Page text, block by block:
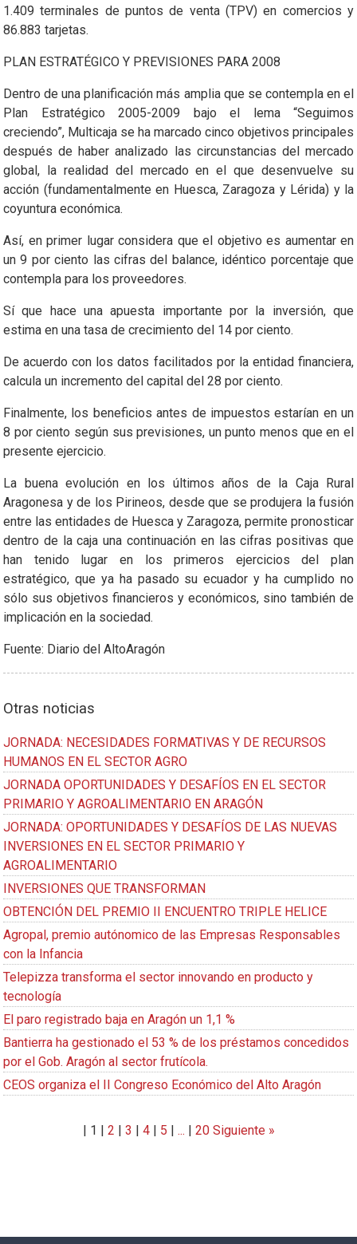
1.409 terminales de puntos de venta (TPV) en comercios y
86.883 tarjetas.
PLAN ESTRATÉGICO Y PREVISIONES PARA 2008
Dentro de una planificación más amplia que se contempla en el
Plan Estratégico 2005-2009 bajo el lema “Seguimos
creciendo”, Multicaja se ha marcado cinco objetivos principales
después de haber analizado las circunstancias del mercado
global, la realidad del mercado en el que desenvuelve su
acción (fundamentalmente en Huesca, Zaragoza y Lérida) y la
coyuntura económica.
Así, en primer lugar considera que el objetivo es aumentar en
un 9 por ciento las cifras del balance, idéntico porcentaje que
contempla para los proveedores.
Sí que hace una apuesta importante por la inversión, que
estima en una tasa de crecimiento del 14 por ciento.
De acuerdo con los datos facilitados por la entidad financiera,
calcula un incremento del capital del 28 por ciento.
Finalmente, los beneficios antes de impuestos estarían en un
8 por ciento según sus previsiones, un punto menos que en el
presente ejercicio.
La buena evolución en los últimos años de la Caja Rural
Aragonesa y de los Pirineos, desde que se produjera la fusión
entre las entidades de Huesca y Zaragoza, permite pronosticar
dentro de la caja una continuación en las cifras positivas que
han tenido lugar en los primeros ejercicios del plan
estratégico, que ya ha pasado su ecuador y ha cumplido no
sólo sus objetivos financieros y económicos, sino también de
implicación en la sociedad.
Fuente: Diario del AltoAragón
Otras noticias
JORNADA: NECESIDADES FORMATIVAS Y DE RECURSOS
HUMANOS EN EL SECTOR AGRO
JORNADA OPORTUNIDADES Y DESAFÍOS EN EL SECTOR
PRIMARIO Y AGROALIMENTARIO EN ARAGÓN
JORNADA: OPORTUNIDADES Y DESAFÍOS DE LAS NUEVAS
INVERSIONES EN EL SECTOR PRIMARIO Y
AGROALIMENTARIO
INVERSIONES QUE TRANSFORMAN
OBTENCIÓN DEL PREMIO II ENCUENTRO TRIPLE HELICE
Agropal, premio autónomico de las Empresas Responsables
con la Infancia
Telepizza transforma el sector innovando en producto y
tecnología
El paro registrado baja en Aragón un 1,1 %
Bantierra ha gestionado el 53 % de los préstamos concedidos
por el Gob. Aragón al sector frutícola.
CEOS organiza el II Congreso Económico del Alto Aragón
| 1 | 2 | 3 | 4| 5 | ... | 20Siguiente »